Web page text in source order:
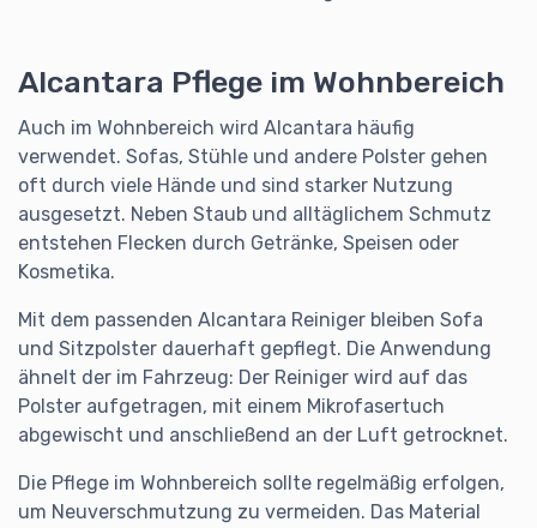
Alcantara Pflege im Wohnbereich
Auch im Wohnbereich wird Alcantara häufig
verwendet. Sofas, Stühle und andere Polster gehen
oft durch viele Hände und sind starker Nutzung
ausgesetzt. Neben Staub und alltäglichem Schmutz
entstehen Flecken durch Getränke, Speisen oder
Kosmetika.
Mit dem passenden Alcantara Reiniger bleiben Sofa
und Sitzpolster dauerhaft gepflegt. Die Anwendung
ähnelt der im Fahrzeug: Der Reiniger wird auf das
Polster aufgetragen, mit einem Mikrofasertuch
abgewischt und anschließend an der Luft getrocknet.
Die Pflege im Wohnbereich sollte regelmäßig erfolgen,
um Neuverschmutzung zu vermeiden. Das Material